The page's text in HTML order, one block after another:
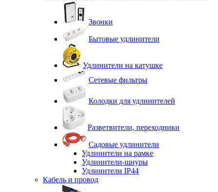
Звонки
Бытовые удлинители
Удлинители на катушке
Сетевые фильтры
Колодки для удлинителей
Разветвители, переходники
Садовые удлинители
Удлинители на рамке
Удлинители-шнуры
Удлинители IP44
Кабель и провод